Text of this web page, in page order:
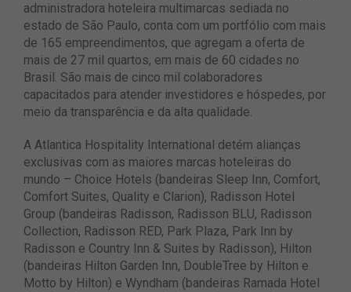
administradora hoteleira multimarcas sediada no
estado de São Paulo, conta com um portfólio com mais
de 165 empreendimentos, que agregam a oferta de
mais de 27 mil quartos, em mais de 60 cidades no
Brasil. São mais de cinco mil colaboradores
capacitados para atender investidores e hóspedes, por
meio da transparência e da alta qualidade.
A Atlantica Hospitality International detém alianças
exclusivas com as maiores marcas hoteleiras do
mundo – Choice Hotels (bandeiras Sleep Inn, Comfort,
Comfort Suites, Quality e Clarion), Radisson Hotel
Group (bandeiras Radisson, Radisson BLU, Radisson
Collection, Radisson RED, Park Plaza, Park Inn by
Radisson e Country Inn & Suites by Radisson), Hilton
(bandeiras Hilton Garden Inn, DoubleTree by Hilton e
Motto by Hilton) e Wyndham (bandeiras Ramada Hotel